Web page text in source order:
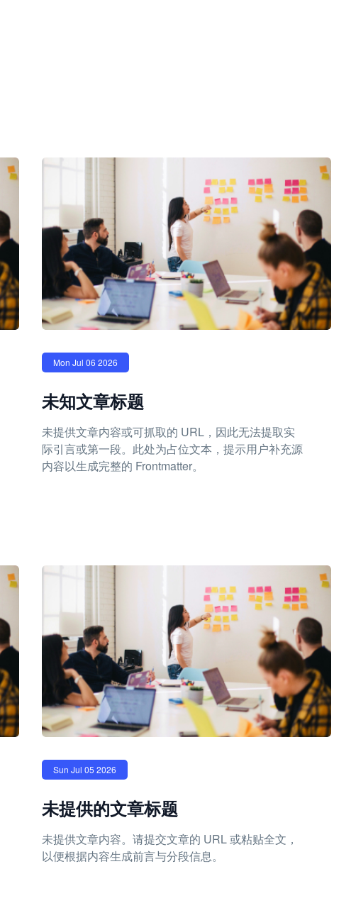
Mon Jul 06 2026
未知文章标题
未提供文章内容或可抓取的 URL，因此无法提取实
际引言或第一段。此处为占位文本，提示用户补充源
内容以生成完整的 Frontmatter。
Sun Jul 05 2026
未提供的文章标题
未提供文章内容。请提交文章的 URL 或粘贴全文，
以便根据内容生成前言与分段信息。